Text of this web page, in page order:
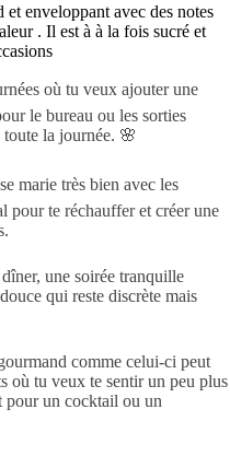
enveloppant avec des notes
. Il est à à la fois sucré et
où tu veux ajouter une
le bureau ou les sorties
toute la journée. 🌸
marie très bien avec les
pour te réchauffer et créer une
une soirée tranquille
qui reste discrète mais
comme celui-ci peut
où tu veux te sentir un peu plus
pour un cocktail ou un